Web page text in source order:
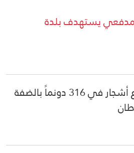
يستهدف بلدة
أوامر إسرائيلية باقتلاع أشجار في 316 دونماً بالضفة